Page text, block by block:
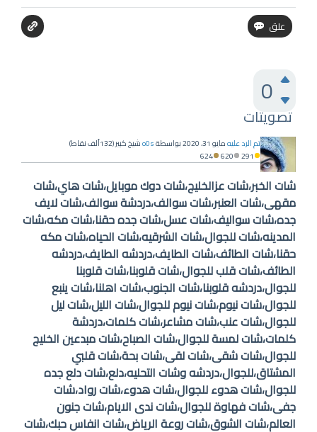
0
تصويتات
تم الرد عليهمايو 31، 2020 بواسطةo0sشيخ كبير(132ألف
نقاط)
291
620
624
شات الخبر،شات عزالخليج،شات دوك موبايل،شات هاي،شات
مقهى،شات العنبر،شات سوالف،دردشة سوالف،شات لايف
جده،شات سواليف،شات عسل،شات جده حقنا،شات مكه،شات
المدينه،شات للجوال،شات الشرقيه،شات الحياه،شات مكه
حقنا،شات الطائف،شات الطايف،دردشه الطايف،دردشه
الطائف،شات قلب للجوال،شات قلوبنا،شات قلوبنا
للجوال،دردشه قلوبنا،شات الجنوب،شات اهلنا،شات ينبع
للجوال،شات نيوم،شات نيوم للجوال،شات الليل،شات ليل
للجوال،شات عنب،شات مشاعر،شات كلمات،دردشة
كلمات،شات لمسة للجوال،شات الصباح،شات مبدعين الخليج
للجوال،شات شقى،شات لقى،شات بحة،شات قلبي
المشتاق،للجوال،دردشه وشات التحليه،دلع،شات دلع جده
للجوال،شات هدوء للجوال،شات هدوء،شات رواد،شات
جفى،شات فهاوة للجوال،شات ندى الايام،شات جنون
العالم،شات الشوق،شات روعة الرياض،شات انفاس حبك،شات